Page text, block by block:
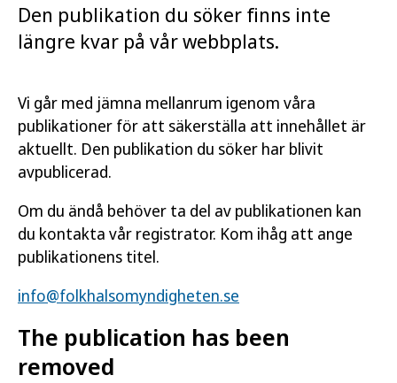
Den publikation du söker finns inte
längre kvar på vår webbplats.
Vi går med jämna mellanrum igenom våra
publikationer för att säkerställa att innehållet är
aktuellt. Den publikation du söker har blivit
avpublicerad.
Om du ändå behöver ta del av publikationen kan
du kontakta vår registrator. Kom ihåg att ange
publikationens titel.
info@folkhalsomyndigheten.se
The publication has been
removed